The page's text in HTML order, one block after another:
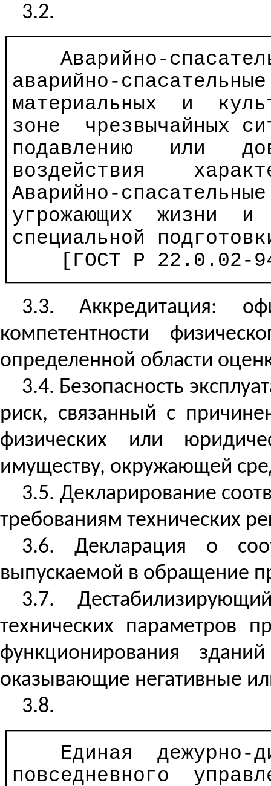
3.2.
Аварийно-
│аварийно-спасательные
│материальных
и
│зоне
чрезвычайных
│подавлению
или
│воздействия
│Аварийно-спасательные
│угрожающих
жизни
и
│специальной
[ГОСТ Р 22.0.02-
3.3. Аккредитация:
компетентности
определенной области
3.4. Безопасность
риск, связанный с
физических или
имуществу, окружающей
3.5. Декларирование
требованиям технических
3.6. Декларация о
выпускаемой в обращение
3.7.
технических параметров
функционирования
оказывающие негативные
3.8.
Единая
дежурно-
│повседневного